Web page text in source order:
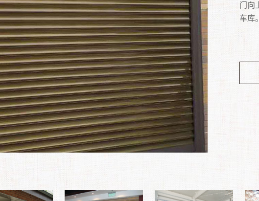
光等
子、
满
动
通常
隔的
体
装
型，
闸门
门向
车库
感应
动车
为
便
果。
门非
雅
电
方
和
沿海
门、
度
大
防
适
常见
属饰
您
在
厂
的
更充
口
撬槽
点，
美
密
过 ,
明
钢管
到隔
等
市